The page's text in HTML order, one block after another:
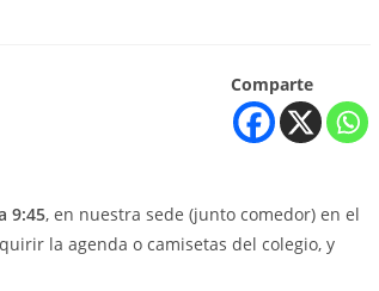
Comparte
9:45, en nuestra sede (junto comedor) en el
la agenda o camisetas del colegio, y